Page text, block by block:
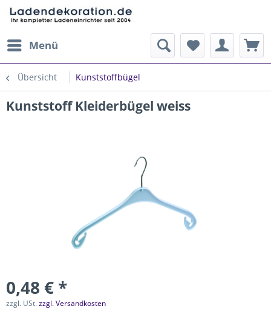
Menü
Übersicht Kunststoffbügel
Kunststoff Kleiderbügel weiss
0,48 € *
zzgl. USt.zzgl. Versandkosten